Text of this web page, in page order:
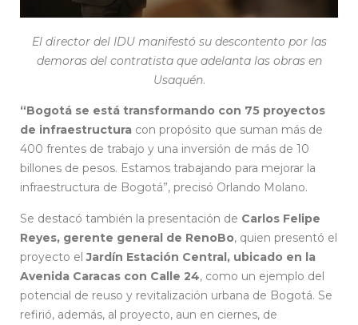
El director del IDU manifestó su descontento por las
demoras del contratista que adelanta las obras en
Usaquén.
“Bogotá se está transformando con 75 proyectos
de infraestructura con propósito que suman más de
400 frentes de trabajo y una inversión de más de 10
billones de pesos. Estamos trabajando para mejorar la
infraestructura de Bogotá”, precisó Orlando Molano.
Se destacó también la presentación de Carlos Felipe
Reyes, gerente general de RenoBo, quien presentó el
proyecto el Jardín Estación Central, ubicado en la
Avenida Caracas con Calle 24, como un ejemplo del
potencial de reuso y revitalización urbana de Bogotá. Se
refirió, además, al proyecto, aun en ciernes, de